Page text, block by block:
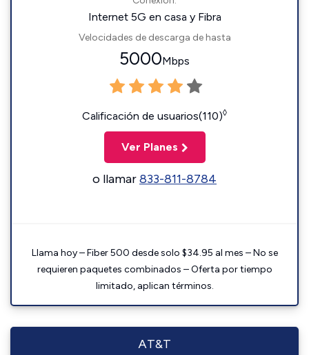
Internet 5G en casa y Fibra
Velocidades de descarga de hasta
5000Mbps
Calificación de usuarios(110)◊
Ver Planes
o llamar833-811-8784
Llama hoy – Fiber 500 desde solo $34.95 al mes – No se
requieren paquetes combinados – Oferta por tiempo
limitado, aplican términos.
AT&T